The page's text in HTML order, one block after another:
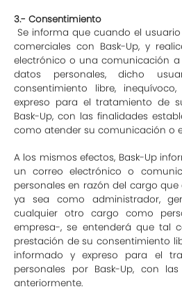
3.- Consentimiento
Se informa que cuando el
comerciales con Bask-Up, y
electrónico o una comunicación a
datos personales, dicho
consentimiento libre,
expreso para el tratamiento de
Bask-Up, con las finalidades
como atender su comunicación o
A los mismos efectos, Bask-Up
un correo electrónico o
personales en razón del cargo
ya sea como administrador,
cualquier otro cargo como
empresa-, se entenderá que tal
prestación de su consentimiento
informado y expreso para el
personales por Bask-Up, con
anteriormente.